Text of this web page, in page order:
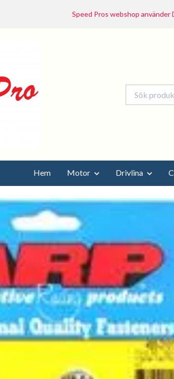
Speed Pros webshop använder
Hem Motor Drivlina